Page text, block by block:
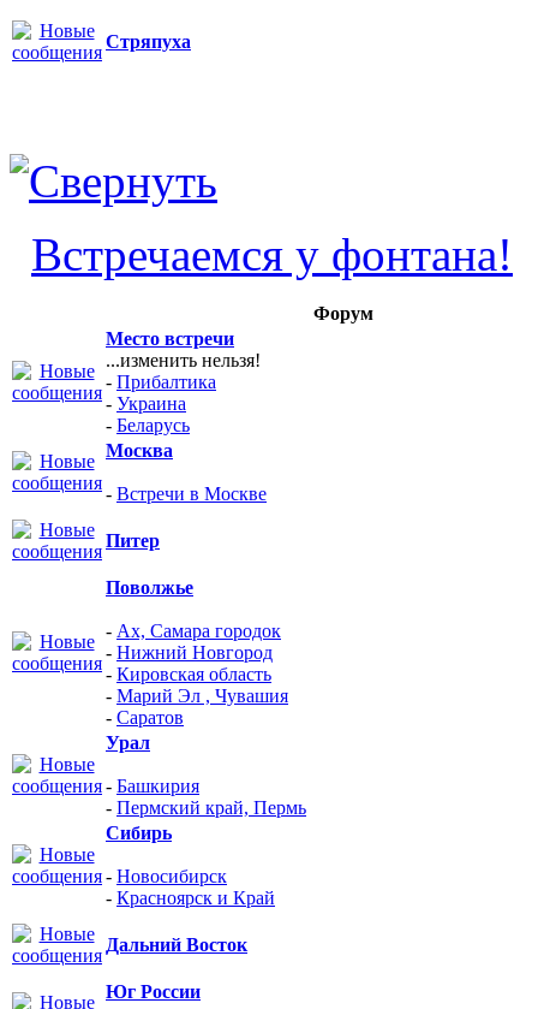
Стряпуха
Встречаемся у фонтана!
Форум
Место встречи
...изменить нельзя!
- Прибалтика
- Украина
- Беларусь
Москва
- Встречи в Москве
Питер
Поволжье
- Ах, Самара городок
- Нижний Новгород
- Кировская область
- Марий Эл , Чувашия
- Саратов
Урал
- Башкирия
- Пермский край, Пермь
Сибирь
- Новосибирск
- Красноярск и Край
Дальний Восток
Юг России